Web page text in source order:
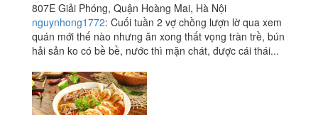
807E Giải Phóng, Quận Hoàng Mai, Hà Nội
nguynhong1772: Cuối tuần 2 vợ chồng lượn lờ qua xem
quán mới thế nào nhưng ăn xong thất vọng tràn trề, bún
hải sản ko có bề bề, nước thì mặn chát, được cái thái...